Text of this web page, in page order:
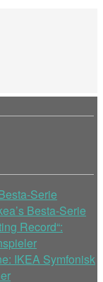
Serie
Besta-Serie
Record“:
IKEA Symfonisk